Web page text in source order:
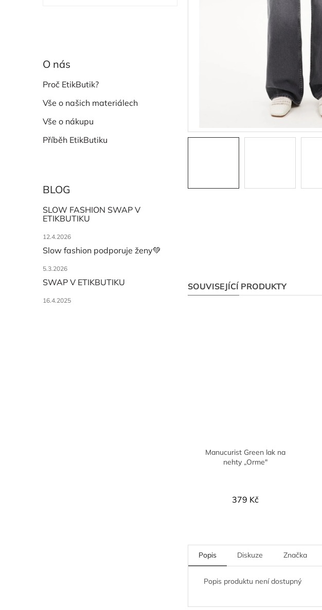
O nás
Proč EtikButik?
Vše o našich materiálech
Vše o nákupu
Příběh EtikButiku
BLOG
SLOW FASHION SWAP V
ETIKBUTIKU
12.4.2026
Slow fashion podporuje ženy💚
5.3.2026
SWAP V ETIKBUTIKU
16.4.2025
SOUVISEJÍCÍ PRODUKTY
Manucurist Green lak na
nehty „Orme"
379 Kč
Popis Diskuze Značka
Popis produktu není dostupný